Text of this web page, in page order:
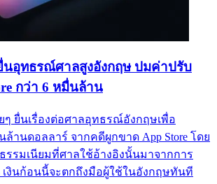
นอุทธรณ์ศาลสูงอังกฤษ ปมค่าปรับ
กว่า 6 หมื่นล้าน
ๆ ยื่นเรื่องต่อศาลอุทธรณ์อังกฤษเพื่อ
านดอลลาร์ จากคดีผูกขาด App Store โดย
รรมเนียมที่ศาลใช้อ้างอิงนั้นมาจากการ
งินก้อนนี้จะตกถึงมือผู้ใช้ในอังกฤษทันที